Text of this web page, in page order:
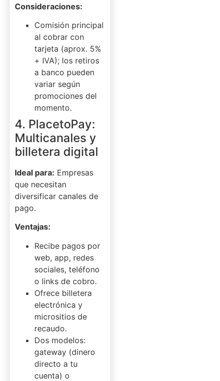
Consideraciones:
Comisión principal
al cobrar con
tarjeta (aprox. 5%
+ IVA); los retiros
a banco pueden
variar según
promociones del
momento.
4. PlacetoPay:
Multicanales y
billetera digital
Ideal para: Empresas
que necesitan
diversificar canales de
pago.
Ventajas:
Recibe pagos por
web, app, redes
sociales, teléfono
o links de cobro.
Ofrece billetera
electrónica y
micrositios de
recaudo.
Dos modelos:
gateway (dinero
directo a tu
cuenta) o